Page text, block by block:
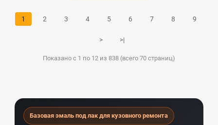
1 2 3 4 5 6 7 8 9
> >|
Показано с 1 по 12 из 838 (всего 70 страниц)
Базовая эмаль под лак для кузовного ремонта